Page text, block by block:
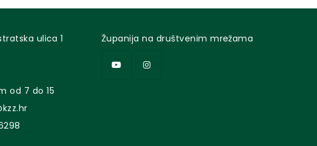
ulica 1
od 7 do 15
Županija na društvenim mrežama